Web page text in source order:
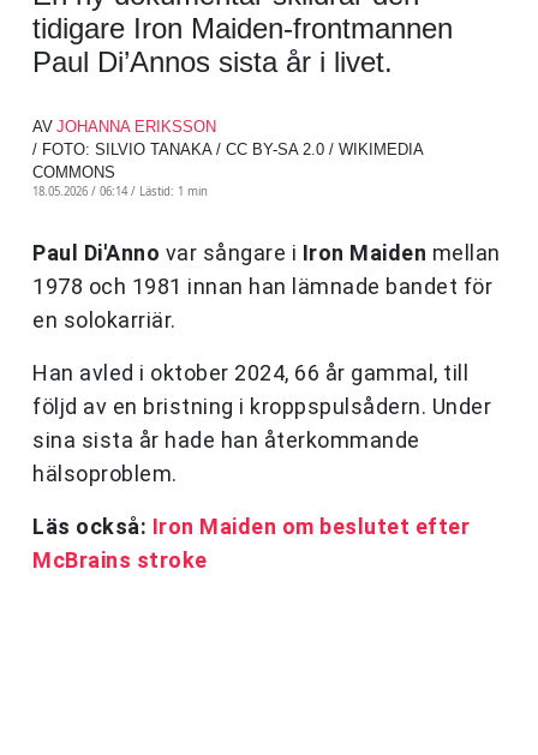
tidigare Iron Maiden-frontmannen
Paul Di’Annos sista år i livet.
AV JOHANNA ERIKSSON
/ FOTO: SILVIO TANAKA / CC BY-SA 2.0 / WIKIMEDIA
COMMONS
18.05.2026 / 06:14 / Lästid: 1 min
Paul Di'Anno var sångare i Iron Maiden mellan
1978 och 1981 innan han lämnade bandet för
en solokarriär.
Han avled i oktober 2024, 66 år gammal, till
följd av en bristning i kroppspulsådern. Under
sina sista år hade han återkommande
hälsoproblem.
Läs också: Iron Maiden om beslutet efter
McBrains stroke